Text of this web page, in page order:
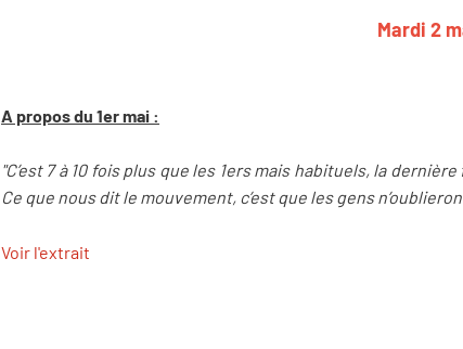
Mardi 2
A propos du 1er mai :
"C’est 7 à 10 fois plus que les 1ers mais habituels, la
Ce que nous dit le mouvement, c’est que les gens
Voir l'extrait